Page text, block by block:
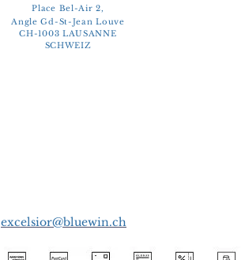
Place Bel-Air 2,
Angle Gd-St-Jean Louve
CH-1003 LAUSANNE
SCHWEIZ
excelsior@bluewin.ch